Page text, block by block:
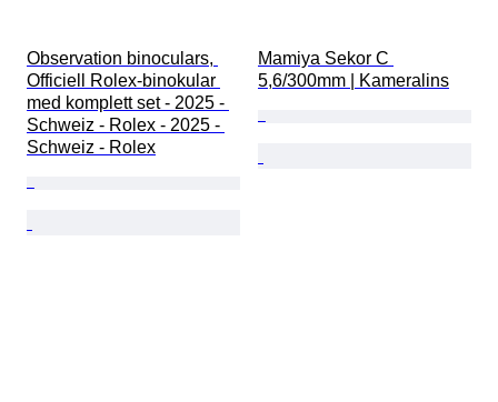
Observation binoculars,
Officiell Rolex-binokular
med komplett set - 2025 -
Schweiz - Rolex - 2025 -
Schweiz - Rolex
Mamiya Sekor C
5,6/300mm | Kameralins